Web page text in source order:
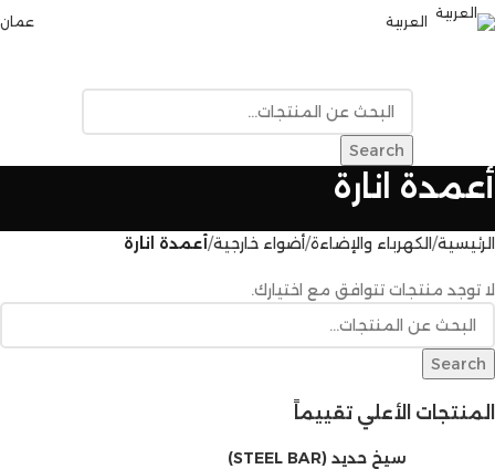
العربية عمان
Search
أعمدة انارة
المنتجات الأعلي تقييماً
سيخ حديد (STEEL BAR)
الرئيسية الكهرباء والإضاءة أضواء خارجية أعمدة انارة
لا توجد منتجات تتوافق مع اختيارك.
Search